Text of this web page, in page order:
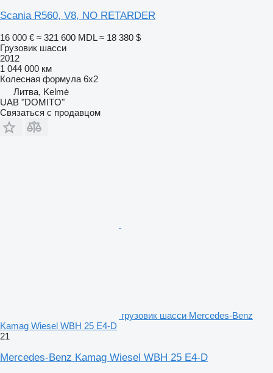
Scania R560, V8, NO RETARDER
16 000 € ≈ 321 600 MDL ≈ 18 380 $
Грузовик шасси
2012
1 044 000 км
Колесная формула 6x2
Литва, Kelmė
UAB "DOMITO"
Связаться с продавцом
грузовик шасси Mercedes-Benz
Kamag Wiesel WBH 25 E4-D
21
Mercedes-Benz Kamag Wiesel WBH 25 E4-D